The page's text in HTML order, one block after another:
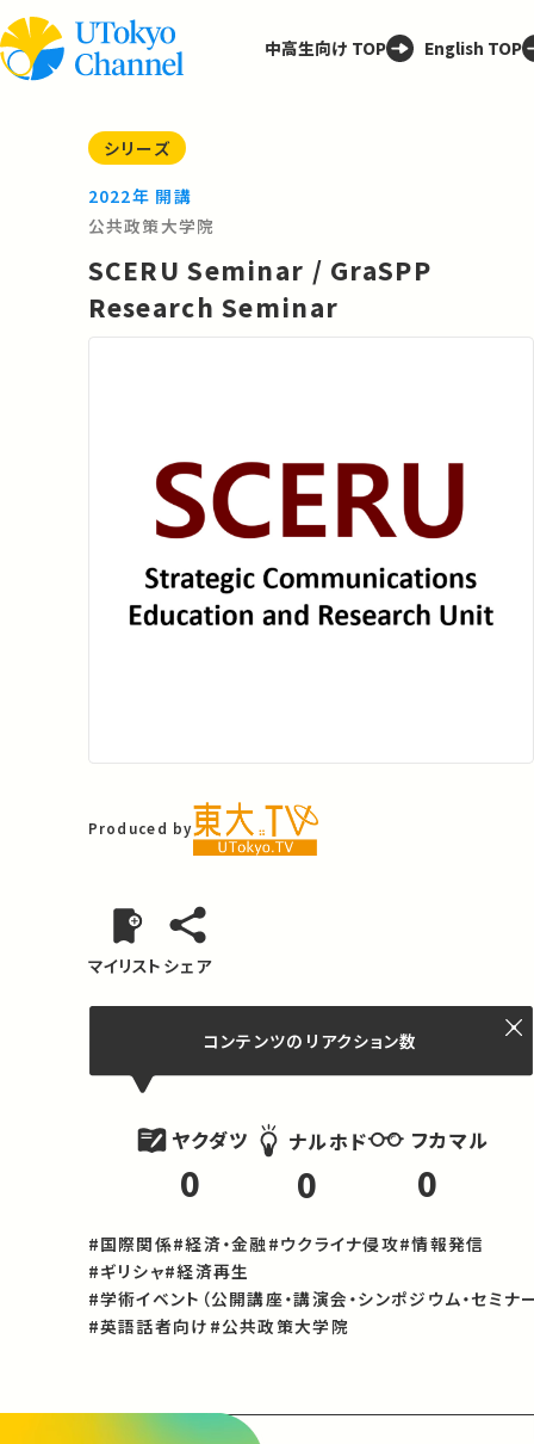
中高生向け TOP English TOP
シリーズ
2022年 開講
公共政策大学院
SCERU Seminar / GraSPP
Research Seminar
Produced by
マイリスト シェア
コンテンツの リアクション数
ヤクダツ
0
ナルホド
0
フカマル
0
#国際関係#経済・金融#ウクライナ侵攻#情報発信
#ギリシャ#経済再生
#学術イベント（公開講座・講演会・シンポジウム・セミナ
#英語話者向け #公共政策大学院